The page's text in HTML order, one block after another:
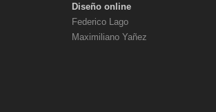
Diseño online
Federico Lago
Maximiliano Yañez